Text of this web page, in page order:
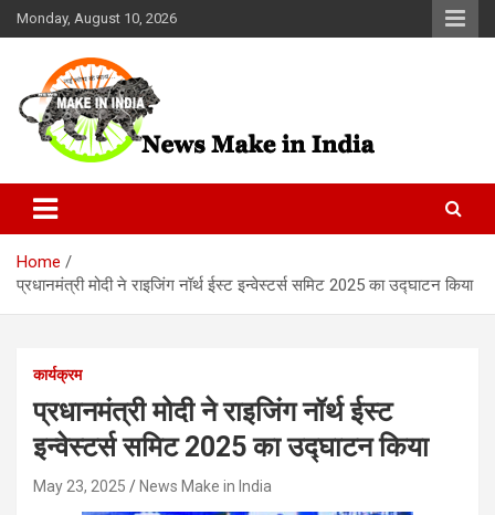
Skip
to
Monday, August 10, 2026
News Make In india
Home
प्रधानमंत्री मोदी ने राइजिंग नॉर्थ ईस्ट इन्वेस्टर्स समिट 2025 का उद्घाटन किया
कार्यक्रम
प्रधानमंत्री मोदी ने राइजिंग नॉर्थ ईस्ट
इन्वेस्टर्स समिट 2025 का उद्घाटन किया
May 23, 2025 News Make in India